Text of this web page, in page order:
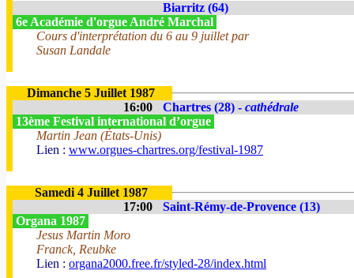
Biarritz (64)
6e Académie d'orgue André Marchal
Cours d'interprétation du 6 au 9 juillet par
Susan Landale
Dimanche 5 Juillet 1987
16:00
Chartres (28) - cathédrale
13ème Festival international d’orgue
Martin Jean (États-Unis)
Lien : www.orgues-chartres.org/festival-1987
Samedi 4 Juillet 1987
17:00
Saint-Rémy-de-Provence (13)
Organa 1987
Jesus Martin Moro
Franck, Reubke
Lien : organa2000.free.fr/styled-28/index.html